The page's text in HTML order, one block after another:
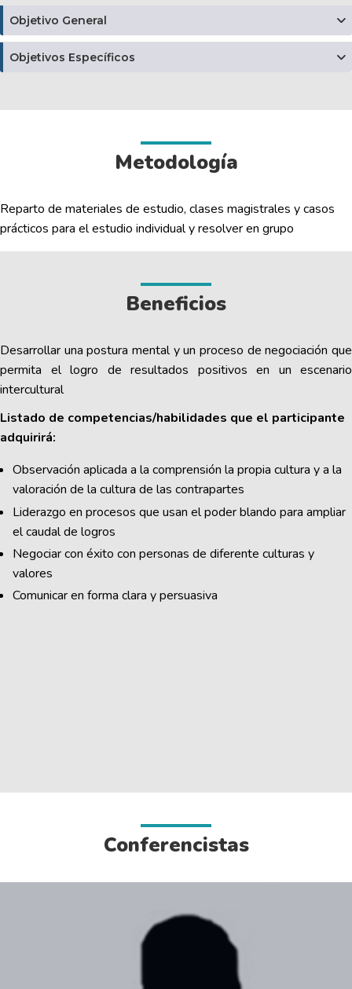
Objetivo General
Objetivos Específicos
Metodología
Reparto de materiales de estudio, clases magistrales y casos
prácticos para el estudio individual y resolver en grupo
Beneficios
Desarrollar una postura mental y un proceso de negociación que
permita el logro de resultados positivos en un escenario
intercultural
Listado de competencias/habilidades que el participante
adquirirá:
Observación aplicada a la comprensión la propia cultura y a la
valoración de la cultura de las contrapartes
Liderazgo en procesos que usan el poder blando para ampliar
el caudal de logros
Negociar con éxito con personas de diferente culturas y
valores
Comunicar en forma clara y persuasiva
Conferencistas